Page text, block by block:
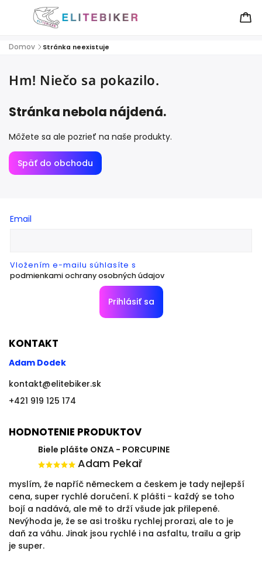
Domov / Stránka neexistuje
Hm! Niečo sa pokazilo.
Stránka nebola nájdená.
Môžete sa ale pozrieť na naše produkty.
Späť do obchodu
Email
Vložením e-mailu súhlasíte s
podmienkami ochrany osobných údajov
Prihlásiť sa
KONTAKT
Adam Dodek
kontakt@elitebiker.sk
+421 919 125 174
HODNOTENIE PRODUKTOV
Biele plášte ONZA - PORCUPINE
Adam Pekař
myslím, že napříč německem a českem je tady nejlepší
cena, super rychlé doručení. K plášti - každý se toho
bojí a nadává, ale mě to drží všude jak přilepené.
Nevýhoda je, že se asi trošku rychlej prorazi, ale to je
daň za váhu. Jinak jsou rychlé i na asfaltu, trailu a grip
je super.